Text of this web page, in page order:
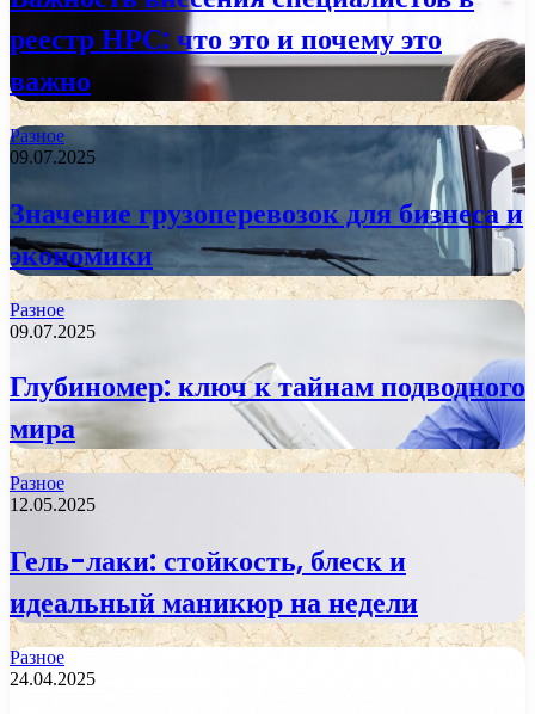
реестр НРС: что это и почему это
важно
Разное
09.07.2025
Значение грузоперевозок для бизнеса и
экономики
Разное
09.07.2025
Глубиномер: ключ к тайнам подводного
мира
Разное
12.05.2025
Гель-лаки: стойкость, блеск и
идеальный маникюр на недели
Разное
24.04.2025